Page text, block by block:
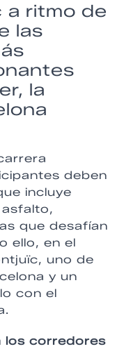
a ritmo de
las
la
deben
incluye
que desafían
ello, en el
uno de
y un
con el
los corredores